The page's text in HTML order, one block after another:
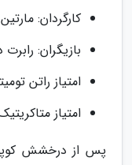
کارگردان:
بازیگران:
امتیاز راتن تومیتوز: 96
امتیاز متاکریتیک: 94 از
پس از درخشش